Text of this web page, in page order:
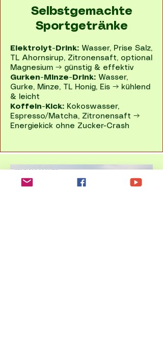
Selbstgemachte
Sportgetränke
Elektrolyt-Drink: Wasser, Prise Salz,
TL Ahornsirup, Zitronensaft, optional
Magnesium → günstig & effektiv
Gurken-Minze-Drink: Wasser,
Gurke, Minze, TL Honig, Eis → kühlend
& leicht
Koffein-Kick: Kokoswasser,
Espresso/Matcha, Zitronensaft →
Energiekick ohne Zucker-Crash